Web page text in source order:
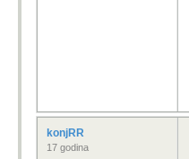
konjRR
17 godina